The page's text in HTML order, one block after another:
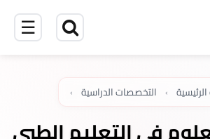
☰
التخصصات الدراسية